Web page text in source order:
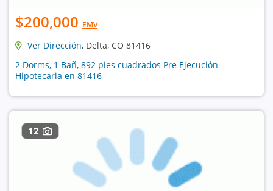
$200,000 EMV
Ver Dirección, Delta, CO 81416
2 Dorms, 1 Bañ, 892 pies cuadrados Pre Ejecución
Hipotecaria en 81416
12